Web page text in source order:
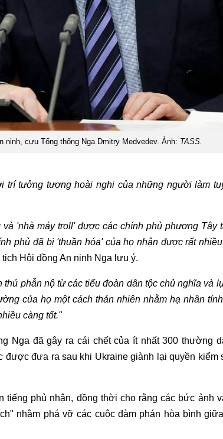
ninh, cựu Tổng thống Nga Dmitry Medvedev. Ảnh: TASS.
trí tưởng tượng hoài nghi của những người làm
'nhà máy troll' được các chính phủ phương Tây
phủ đã bị 'thuần hóa' của họ nhận được rất
tịch Hội đồng An ninh Nga lưu ý.
thú phẫn nộ từ các tiểu đoàn dân tộc chủ nghĩa và
của họ một cách thản nhiên nhằm hạ nhân
càng tốt."
Nga đã gây ra cái chết của ít nhất 300 thường
được đưa ra sau khi Ukraine giành lại quyền kiểm
tiếng phủ nhận, đồng thời cho rằng các bức ảnh
nhằm phá vỡ các cuộc đàm phán hòa bình